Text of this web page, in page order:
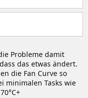
Probleme damit
das etwas ändert.
die Fan Curve so
minimalen Tasks wie